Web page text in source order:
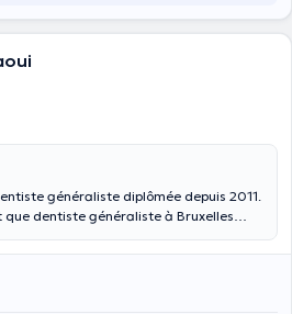
généraliste diplômée depuis 2011.
dentiste généraliste à Bruxelles
et la petite carie chez l'enfant.
de nombreux patients qui lui font